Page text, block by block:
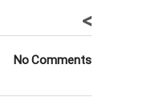
>
No Comments